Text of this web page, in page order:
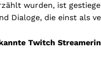
wurden, ist
Dialoge, die einst als
Twitch Streamerin